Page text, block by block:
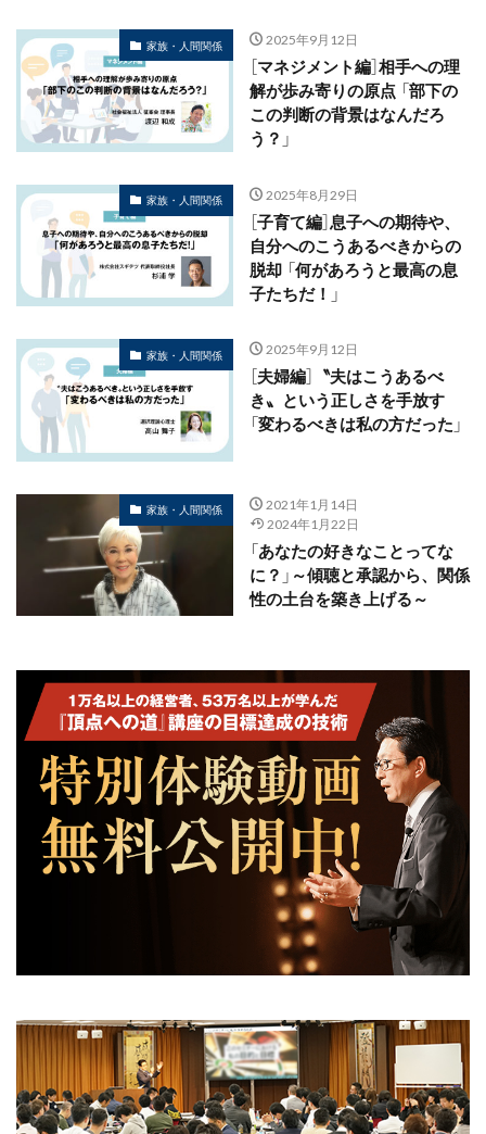
家族・人間関係 2025年9月12日
［マネジメント編］相手への理
解が歩み寄りの原点 「部下の
この判断の背景はなんだろ
う？」
家族・人間関係 2025年8月29日
［子育て編］息子への期待や、
自分へのこうあるべきからの
脱却 「何があろうと最高の息
子たちだ！」
家族・人間関係 2025年9月12日
［夫婦編］〝夫はこうあるべ
き〟という正しさを手放す
「変わるべきは私の方だった」
家族・人間関係
2021年1月14日
2024年1月22日
「あなたの好きなことってな
に？」～傾聴と承認から、関係
性の土台を築き上げる～